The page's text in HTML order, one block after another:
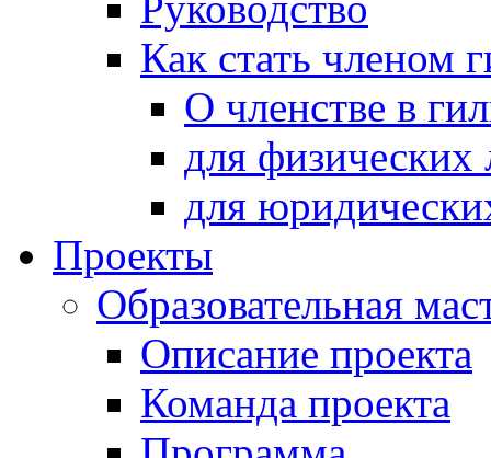
Как стать членом
О членстве в
для физических
для
Проекты
Образовательная
Описание проекта
Команда проекта